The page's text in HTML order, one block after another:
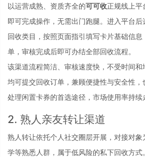
以运营成熟、资质齐全的可可收正规线上平
即可完成操作，无需出门跑腿。进入平台
回收类目，按照页面指引填写卡片基础信
单，审核完成后即可办结全部回收流程。
该渠道流程简洁、审核速度快，不受时间
均可提交回收订单，兼顾便捷性与安全性
处理闲置卡券的首选途径，市场使用率持续
2. 熟人亲友转让渠道
熟人转让依托个人社交圈层开展，对接对
学等熟悉人群，属于低风险的私下回收方